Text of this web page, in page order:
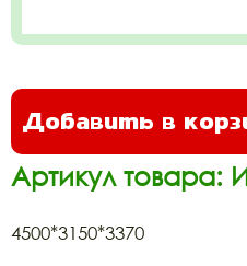
Добавить в
Артикул товара:
4500*3150*3370